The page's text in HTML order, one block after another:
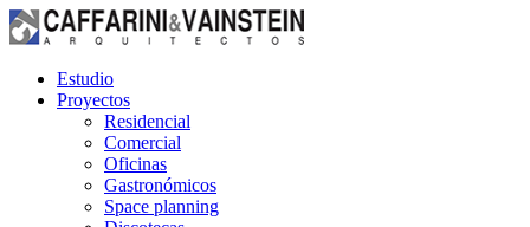
Estudio
Proyectos
Residencial
Comercial
Oficinas
Gastronómicos
Space planning